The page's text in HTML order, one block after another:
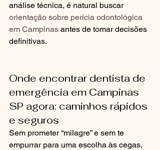
análise técnica, é natural buscar
orientação sobre perícia odontológica
em Campinas antes de tomar decisões
definitivas.
Onde encontrar dentista de
emergência em Campinas
SP agora: caminhos rápidos
e seguros
Sem prometer “milagre” e sem te
empurrar para uma escolha às cegas,